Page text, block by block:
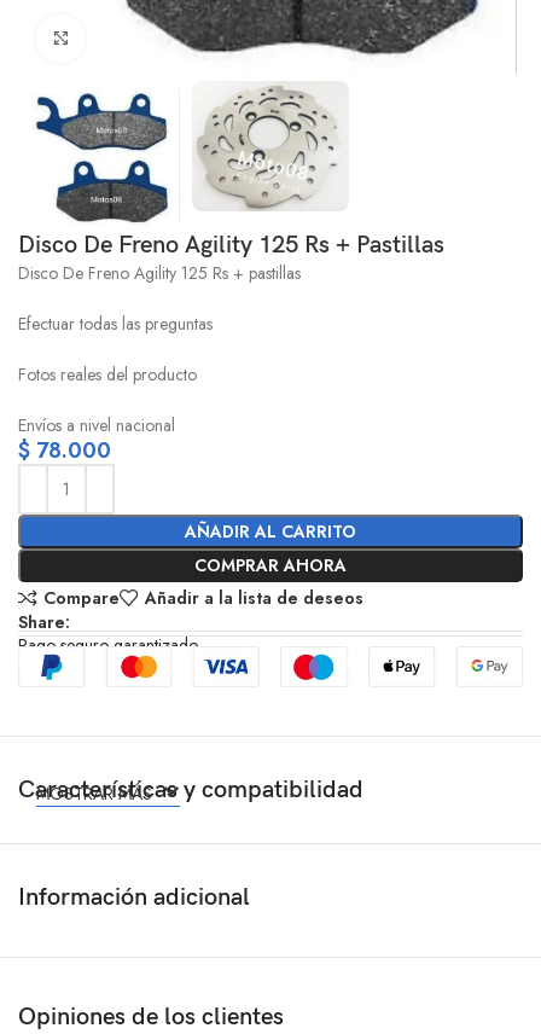
Click to enlarge
Disco De Freno Agility 125 Rs + Pastillas
Disco De Freno Agility 125 Rs + pastillas
Efectuar todas las preguntas
Fotos reales del producto
Envíos a nivel nacional
$ 78.000
AÑADIR AL CARRITO
COMPRAR AHORA
Compare
Añadir a la lista de deseos
Share:
Pago seguro garantizado
Características y compatibilidad
MOSTRAR MÁS
Información adicional
Opiniones de los clientes